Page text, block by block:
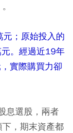
；原始投入的
。經過近19年
實際購買力卻
息選股，兩者
，期末資產都